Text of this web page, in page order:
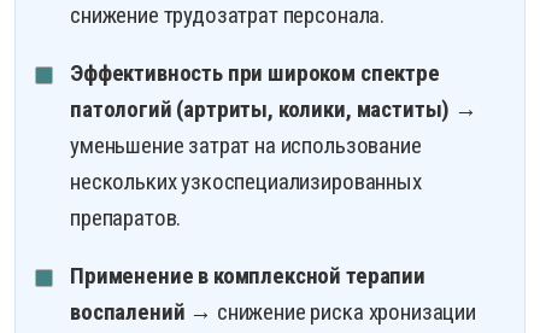
снижение трудозатрат персонала.
Эффективность при широком спектре
патологий (артриты, колики, маститы) →
уменьшение затрат на использование
нескольких узкоспециализированных
препаратов.
Применение в комплексной терапии
воспалений → снижение риска хронизации